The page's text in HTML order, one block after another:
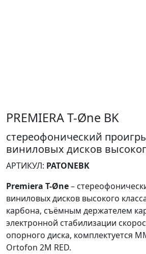
PREMIERA T-Øne BK
стереофонический
виниловых дисков
АРТИКУЛ: PATONEBK
Premiera T-Øne–
виниловых дисков высокого
карбона, съёмным держателем
электронной стабилизации
опорного диска, комплектуется
Ortofon 2M RED.